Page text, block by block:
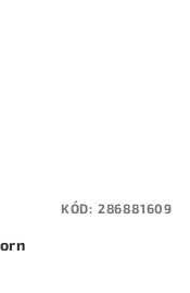
KÓD: 286881609